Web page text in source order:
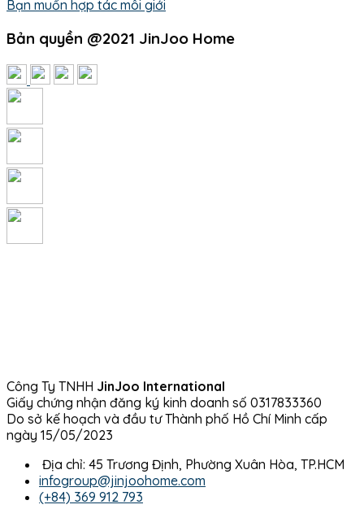
Bạn muốn hợp tác môi giới
Bản quyền @2021 JinJoo Home
Công Ty TNHH JinJoo International
Giấy chứng nhận đăng ký kinh doanh số 0317833360
Do sở kế hoạch và đầu tư Thành phố Hồ Chí Minh cấp
ngày 15/05/2023
Địa chỉ: 45 Trương Định, Phường Xuân Hòa, TP.HCM
infogroup@jinjoohome.com
(+84) 369 912 793